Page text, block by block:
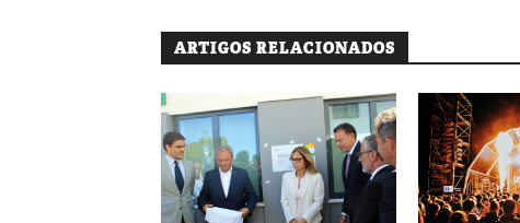
ARTIGOS RELACIONADOS